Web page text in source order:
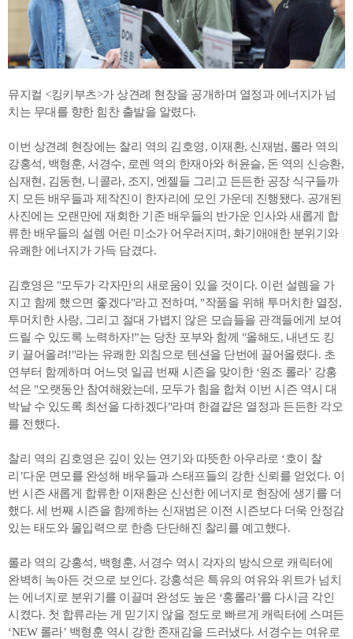
뮤지컬 <킹키부츠>가 상견례 현장을 공개하며 열정과 에너지가 넘
치는 무대를 향한 힘찬 출발을 알렸다.
이번 상견례 현장에는 찰리 역의 김호영, 이재환, 신재범, 롤라 역의
강홍석, 백형훈, 서경수, 로렌 역의 한재아와 허윤슬, 돈 역의 신승환,
심재현, 김동현, 니콜라, 조지, 엔젤들 그리고 든든한 공장 식구들까
지 모든 배우들과 제작진이 한자리에 모인 가운데 진행됐다. 공개된
사진에는 오랜만에 재회한 기존 배우들의 반가운 인사와 새롭게 합
류한 배우들의 설렘 어린 미소가 어우러지며, 화기애애한 분위기와
유쾌한 에너지가 가득 담겼다.
김호영은 "모두가 각자만의 새로움이 있을 것이다. 이런 설렘을 가
지고 함께 했으면 좋겠다"라고 전하며, "작품을 위해 투머치한 열정,
투머치한 사랑, 그리고 절대 가볍지 않은 모습들을 관객들에게 보여
드릴 수 있도록 노력하자!”는 당찬 포부와 함께 "올해도, 내년도 킹
키 끌어올려!"라는 유쾌한 외침으로 텐션을 단번에 끌어올렸다. 초
연부터 함께하며 어느덧 일곱 번째 시즌을 맞이한 ‘원조 롤라’ 강홍
석은 "오랫동안 참여해왔는데, 모두가 힘을 합쳐 이번 시즌 역시 대
박날 수 있도록 최선을 다하겠다"라며 한결같은 열정과 든든한 각오
를 전했다.
찰리 역의 김호영은 깊이 있는 연기와 따뜻한 아우라로 ‘호이 찰
리’다운 면모를 완성해 배우들과 스태프들의 강한 신뢰를 얻었다. 이
번 시즌 새롭게 합류한 이재환은 신선한 에너지로 현장에 생기를 더
했다. 세 번째 시즌을 함께하는 신재범은 이전 시즌보다 더욱 안정감
있는 태도와 몰입력으로 한층 단단해진 찰리를 예고했다.
롤라 역의 강홍석, 백형훈, 서경수 역시 각자의 방식으로 캐릭터에
완벽히 녹아든 것으로 보인다. 강홍석은 특유의 여유와 위트가 넘치
는 에너지로 분위기를 이끌며 완성도 높은 ‘홍롤라’를 다시금 각인
시켰다. 첫 합류라는 게 믿기지 않을 정도로 빠르게 캐릭터에 스며든
‘NEW 롤라’ 백형훈 역시 강한 존재감을 드러냈다. 서경수는 여유로